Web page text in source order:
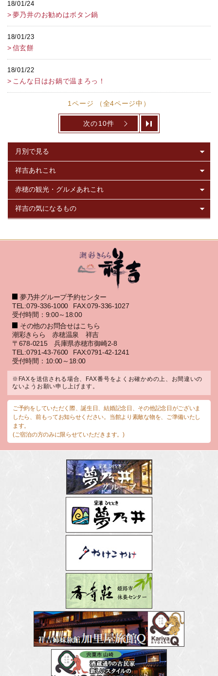
18/01/24
夢乃井のお勧めはボタン鍋
18/01/23
信玄餅
18/01/22
こんな日はお鍋で温まろっ！
1ページ （全4ページ中）
次の10件
夢乃井グループ予約センター
TEL:079-336-1000
FAX:079-336-1027
受付時間：9:00～18:00
その他のお問合せはこちら
潮彩きらら 赤穂温泉 祥吉
〒678-0215 兵庫県赤穂市御崎2-8
TEL:0791-43-7600
FAX:0791-42-1241
受付時間：10:00～18:00
※FAXを送信される場合、FAX番号をよくお確かめの上、お間違いの
ないようお願い申し上げます。
ご予約をしていただく際、誕生日、結婚記念日、その他記念日がございま
したら、前もってお知らせください。当館より素敵な物を、ご準備いたし
ます。
(ご宿泊の方のみに限らせていただきます。)